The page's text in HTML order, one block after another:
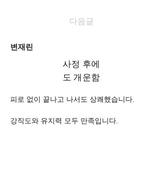
다음글
변재린
사정 후에
도 개운함
피로 없이 끝나고 나서도 상쾌했습니다.
강직도와 유지력 모두 만족입니다.